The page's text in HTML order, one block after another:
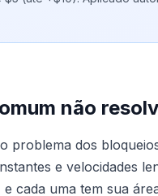
não
problema dos
e velocidades
cada uma tem sua